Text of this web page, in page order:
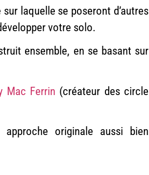
laquelle se poseront d’autres
votre solo.
ensemble, en se basant sur
Mac Ferrin (créateur des circle
originale aussi bien